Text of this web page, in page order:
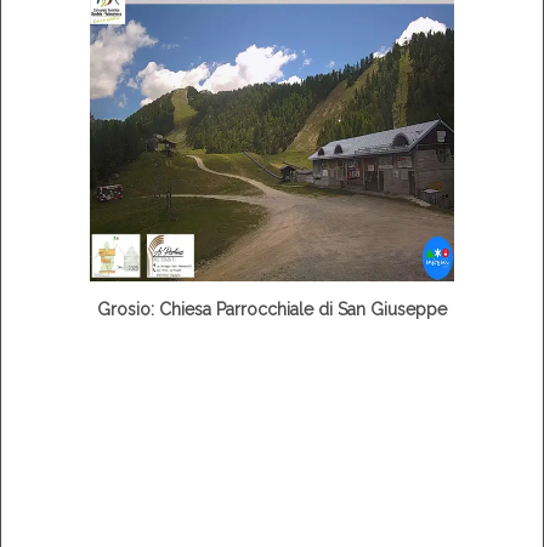
Grosio: Chiesa Parrocchiale di San Giuseppe